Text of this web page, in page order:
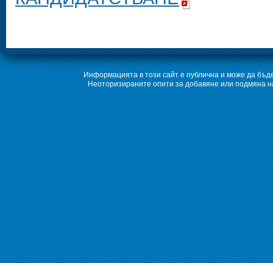
Информацията в този сайт е публична и може да
Неоторизираните опити за добавяне или подмяна